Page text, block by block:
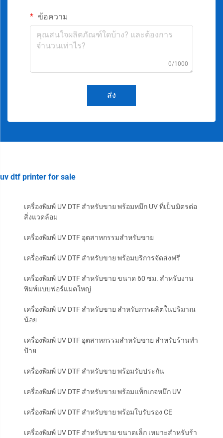
ข้อความ
0/1000
ส่ง
uv dtf printer for sale
เครื่องพิมพ์ UV DTF สำหรับขาย พร้อมหมึก UV ที่เป็นมิตรต่อ
สิ่งแวดล้อม
เครื่องพิมพ์ UV DTF อุตสาหกรรมสำหรับขาย
เครื่องพิมพ์ UV DTF สำหรับขาย พร้อมบริการจัดส่งฟรี
เครื่องพิมพ์ UV DTF สำหรับขาย ขนาด 60 ซม. สำหรับงาน
พิมพ์แบบฟอร์แมตใหญ่
เครื่องพิมพ์ UV DTF สำหรับขาย สำหรับการผลิตในปริมาณ
น้อย
เครื่องพิมพ์ UV DTF อุตสาหกรรมสำหรับขาย สำหรับร้านทำ
ป้าย
เครื่องพิมพ์ UV DTF สำหรับขาย พร้อมรับประกัน
เครื่องพิมพ์ UV DTF สำหรับขาย พร้อมแพ็กเกจหมึก UV
เครื่องพิมพ์ UV DTF สำหรับขาย พร้อมใบรับรอง CE
เครื่องพิมพ์ UV DTF สำหรับขาย ขนาดเล็ก เหมาะสำหรับร้า